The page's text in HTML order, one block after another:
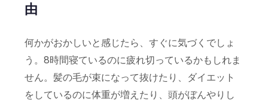
由
何かがおかしいと感じたら、すぐに気づくでしょ
う。8時間寝ているのに疲れ切っているかもしれま
せん。髪の毛が束になって抜けたり、ダイエット
をしているのに体重が増えたり、頭がぼんやりし